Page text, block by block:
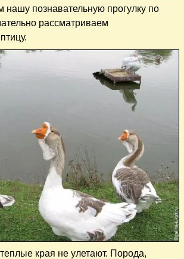
познавательную прогулку по
рассматриваем
края не улетают. Порода,